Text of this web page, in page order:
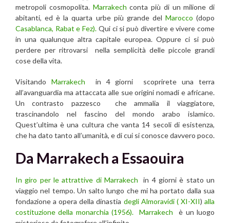
metropoli cosmopolita. Marrakech conta più di un milione di
abitanti, ed è la quarta urbe più grande del Marocco (dopo
Casablanca, Rabat e Fez). Qui ci si può divertire e vivere come
in una qualunque altra capitale europea. Oppure ci si può
perdere per ritrovarsi nella semplicità delle piccole grandi
cose della vita.
Visitando Marrakech in 4 giorni scoprirete una terra
all’avanguardia ma attaccata alle sue origini nomadi e africane.
Un contrasto pazzesco che ammalia il viaggiatore,
trascinandolo nel fascino del mondo arabo islamico.
Quest’ultima è una cultura che vanta 14 secoli di esistenza,
che ha dato tanto all’umanità, e di cui si conosce davvero poco.
Da Marrakech a Essaouira
In giro per le attrattive di Marrakech in 4 giorni è stato un
viaggio nel tempo. Un salto lungo che mi ha portato dalla sua
fondazione a opera della dinastia degli Almoravidi ( XI-XII)alla
costituzione della monarchia (1956).
Marrakech è un luogo